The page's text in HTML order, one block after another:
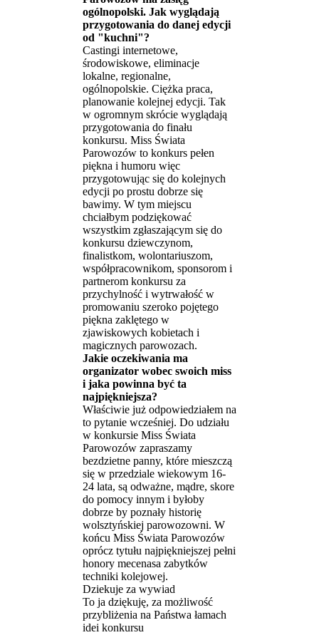
ogólnopolski. Jak wyglądają
przygotowania do danej edycji
od "kuchni"?
Castingi internetowe,
środowiskowe, eliminacje
lokalne, regionalne,
ogólnopolskie. Ciężka praca,
planowanie kolejnej edycji. Tak
w ogromnym skrócie wyglądają
przygotowania do finału
konkursu. Miss Świata
Parowozów to konkurs pełen
piękna i humoru więc
przygotowując się do kolejnych
edycji po prostu dobrze się
bawimy. W tym miejscu
chciałbym podziękować
wszystkim zgłaszającym się do
konkursu dziewczynom,
finalistkom, wolontariuszom,
współpracownikom, sponsorom i
partnerom konkursu za
przychylność i wytrwałość w
promowaniu szeroko pojętego
piękna zaklętego w
zjawiskowych kobietach i
magicznych parowozach.
Jakie oczekiwania ma
organizator wobec swoich miss
i jaka powinna być ta
najpiękniejsza?
Właściwie już odpowiedziałem na
to pytanie wcześniej. Do udziału
w konkursie Miss Świata
Parowozów zapraszamy
bezdzietne panny, które mieszczą
się w przedziale wiekowym 16-
24 lata, są odważne, mądre, skore
do pomocy innym i byłoby
dobrze by poznały historię
wolsztyńskiej parowozowni. W
końcu Miss Świata Parowozów
oprócz tytułu najpiękniejszej pełni
honory mecenasa zabytków
techniki kolejowej.
Dziekuje za wywiad
To ja dziękuję, za możliwość
przybliżenia na Państwa łamach
idei konkursu